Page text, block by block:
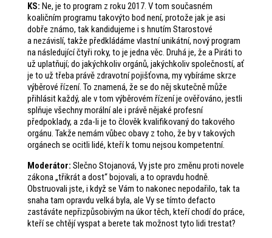
KS: Ne, je to program z roku 2017. V tom současném
koaličním programu takovýto bod není, protože jak je asi
dobře známo, tak kandidujeme i s hnutím Starostové
a nezávislí, takže předkládáme vlastní unikátní, nový program
na následující čtyři roky, to je jedna věc. Druhá je, že a Piráti to
už uplatňují; do jakýchkoliv orgánů, jakýchkoliv společností, ať
je to už třeba právě zdravotní pojišťovna, my vybíráme skrze
výběrové řízení. To znamená, že se do něj skutečně může
přihlásit každý, ale v tom výběrovém řízení je ověřováno, jestli
splňuje všechny morální ale i právě nějaké profesní
předpoklady, a zda-li je to člověk kvalifikovaný do takového
orgánu. Takže nemám vůbec obavy z toho, že by v takových
orgánech se ocitli lidé, kteří k tomu nejsou kompetentní.
Moderátor: Slečno Stojanová, Vy jste pro změnu proti novele
zákona „třikrát a dost“ bojovali, a to opravdu hodně.
Obstruovali jste, i když se Vám to nakonec nepodařilo, tak ta
snaha tam opravdu velká byla, ale Vy se tímto defacto
zastáváte nepřizpůsobivým na úkor těch, kteří chodí do práce,
kteří se chtějí vyspat a berete tak možnost tyto lidi trestat?